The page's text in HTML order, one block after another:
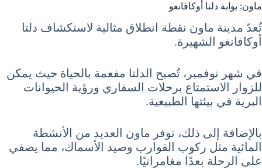
ماون: بوابة دلتا أوكافانغو
تُعدّ مدينة ماون نقطة انطلاق مثالية لاستكشاف دلتا
أوكافانغو الشهيرة.
في شهر نوفمبر، تُصبح الدلتا مفعمة بالحياة حيث يمكن
للزوار الاستمتاع برحلات السفاري ورؤية الحيوانات
البرية في بيئتها الطبيعية.
بالإضافة إلى ذلك، توفر ماون العديد من الأنشطة
المائية مثل ركوب القوارب وصيد الأسماك، مما يضفي
على الرحلة بعدًا مغامراتيًا.